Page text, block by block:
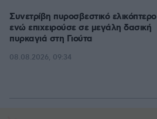
Συνετρίβη πυροσβεστικό ελικόπτερο
ενώ επιχειρούσε σε μεγάλη δασική
πυρκαγιά στη Γιούτα
08.08.2026, 09:34